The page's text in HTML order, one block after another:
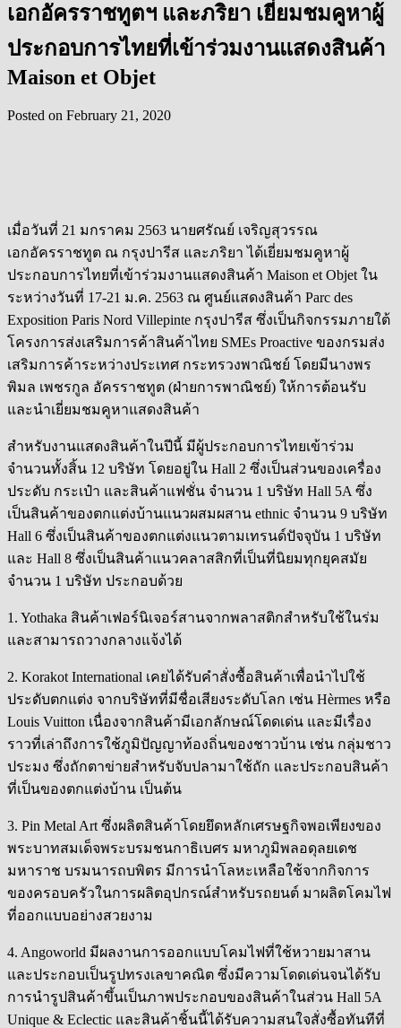
เอกอัครราชทูตฯ และภริยา เยี่ยมชมคูหาผู้
ประกอบการไทยที่เข้าร่วมงานแสดงสินค้า
Maison et Objet
Posted on February 21, 2020
เมื่อวันที่ 21 มกราคม 2563 นายศรัณย์ เจริญสุวรรณ
เอกอัครราชทูต ณ กรุงปารีส และภริยา ได้เยี่ยมชมคูหาผู้
ประกอบการไทยที่เข้าร่วมงานแสดงสินค้า Maison et Objet ใน
ระหว่างวันที่ 17-21 ม.ค. 2563 ณ ศูนย์แสดงสินค้า Parc des
Exposition Paris Nord Villepinte กรุงปารีส ซึ่งเป็นกิจกรรมภายใต้
โครงการส่งเสริมการค้าสินค้าไทย SMEs Proactive ของกรมส่ง
เสริมการค้าระหว่างประเทศ กระทรวงพาณิชย์ โดยมีนางพร
พิมล เพชรกูล อัครราชทูต (ฝ่ายการพาณิชย์) ให้การต้อนรับ
และนำเยี่ยมชมคูหาแสดงสินค้า
สำหรับงานแสดงสินค้าในปีนี้ มีผู้ประกอบการไทยเข้าร่วม
จำนวนทั้งสิ้น 12 บริษัท โดยอยู่ใน Hall 2 ซึ่งเป็นส่วนของเครื่อง
ประดับ กระเป๋า และสินค้าแฟชั่น จำนวน 1 บริษัท Hall 5A ซึ่ง
เป็นสินค้าของตกแต่งบ้านแนวผสมผสาน ethnic จำนวน 9 บริษัท
Hall 6 ซึ่งเป็นสินค้าของตกแต่งแนวตามเทรนด์ปัจจุบัน 1 บริษัท
และ Hall 8 ซึ่งเป็นสินค้าแนวคลาสสิกที่เป็นที่นิยมทุกยุคสมัย
จำนวน 1 บริษัท ประกอบด้วย
1. Yothaka สินค้าเฟอร์นิเจอร์สานจากพลาสติกสำหรับใช้ในร่ม
และสามารถวางกลางแจ้งได้
2. Korakot International เคยได้รับคำสั่งซื้อสินค้าเพื่อนำไปใช้
ประดับตกแต่ง จากบริษัทที่มีชื่อเสียงระดับโลก เช่น Hèrmes หรือ
Louis Vuitton เนื่องจากสินค้ามีเอกลักษณ์โดดเด่น และมีเรื่อง
ราวที่เล่าถึงการใช้ภูมิปัญญาท้องถิ่นของชาวบ้าน เช่น กลุ่มชาว
ประมง ซึ่งถักตาข่ายสำหรับจับปลามาใช้ถัก และประกอบสินค้า
ที่เป็นของตกแต่งบ้าน เป็นต้น
3. Pin Metal Art ซึ่งผลิตสินค้าโดยยึดหลักเศรษฐกิจพอเพียงของ
พระบาทสมเด็จพระบรมชนกาธิเบศร มหาภูมิพลอดุลยเดช
มหาราช บรมนารถบพิตร มีการนำโลหะเหลือใช้จากกิจการ
ของครอบครัวในการผลิตอุปกรณ์สำหรับรถยนต์ มาผลิตโคมไฟ
ที่ออกแบบอย่างสวยงาม
4. Angoworld มีผลงานการออกแบบโคมไฟที่ใช้หวายมาสาน
และประกอบเป็นรูปทรงเลขาคณิต ซึ่งมีความโดดเด่นจนได้รับ
การนำรูปสินค้าขึ้นเป็นภาพประกอบของสินค้าในส่วน Hall 5A
Unique & Eclectic และสินค้าชิ้นนี้ได้รับความสนใจสั่งซื้อทันทีที่